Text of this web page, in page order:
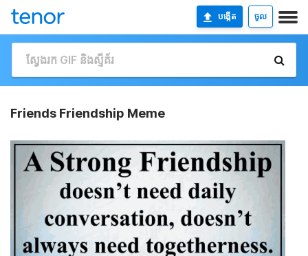
បង្កើត ចូល
Friends Friendship Meme